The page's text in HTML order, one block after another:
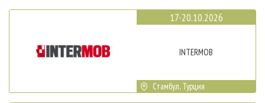
17-20.10.2026
INTERMOB
Стамбул, Турция